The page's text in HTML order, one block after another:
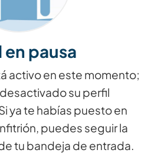
pausa
activo en este momento;
su perfil
ya te habías puesto en
puedes seguir la
tu bandeja de entrada.